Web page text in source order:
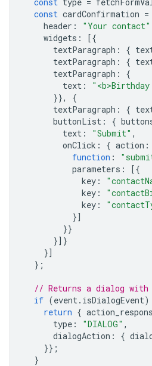
const cardConfirmation =
header : "Your contact"
widgets :
[{
textParagraph : {
textParagraph : {
textParagraph :
{
text :
}},
{
textParagraph : {
buttonList : {
text : "Submit" ,
onClick : { action :
function :
parameters :
[{
key :
key :
key :
}]
}}
}]}
}]
};
// Returns a dialog
if (event. isDialogEvent)
return {
type : "DIALOG" ,
dialogAction : {
}};
}